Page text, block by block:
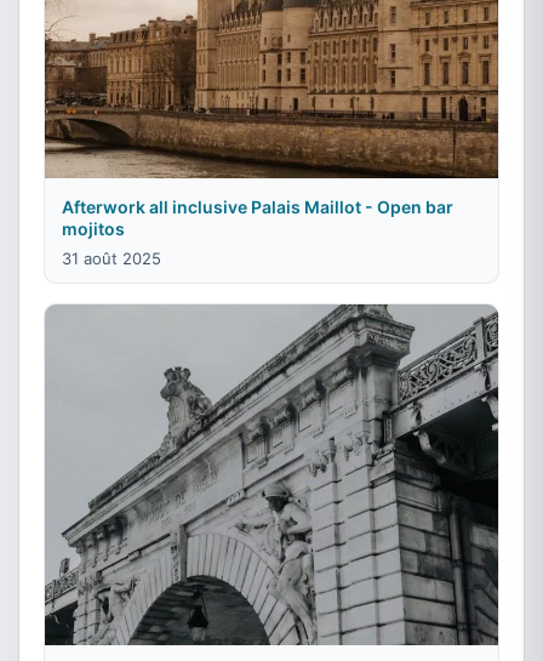
Afterwork all inclusive Palais Maillot - Open bar
mojitos
31 août 2025